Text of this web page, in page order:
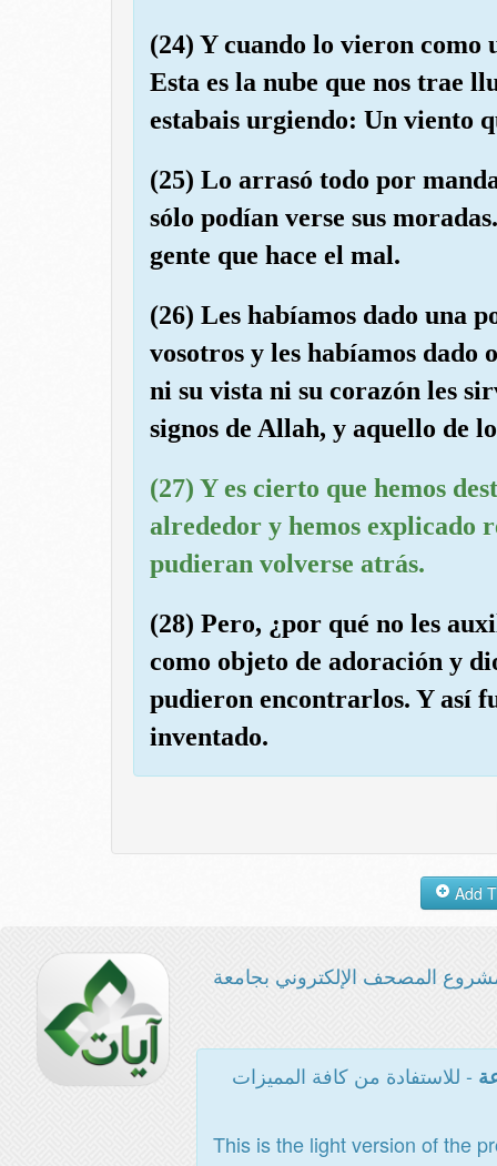
(24) Y cuando lo vieron como
Esta es la nube que nos trae
estabais urgiendo: Un viento
(25) Lo arrasó todo por
sólo podían verse sus
gente que hace el mal.
(26) Les habíamos dado una
vosotros y les habíamos dado
ni su vista ni su corazón les
signos de Allah, y aquello de
(27) Y es cierto que hemos
alrededor y hemos explicado
pudieran volverse atrás.
(28) Pero, ¿por qué no les
como objeto de adoración y
pudieron encontrarlos. Y así
inventado.
المصحف الإلكتروني بجامعة
- للاستفادة من كافة المميزات
This is the light version of the